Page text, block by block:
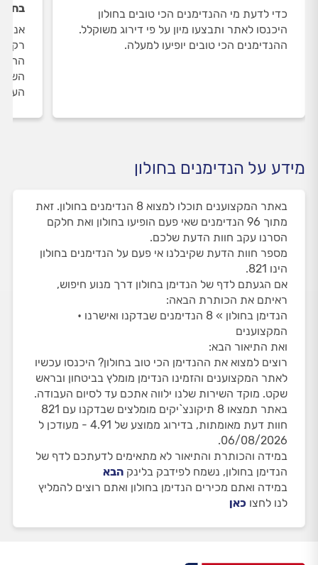
כדי לדעת מי ההנדימנים הכי טובים בחולון
היכנסו לאתר ותבצעו מיון על פי דירוג משוקלל.
ההנדימנים הכי טובים יופיעו למעלה.
רק
מידע על הנדימנים בחולון
באתר המקצוענים תוכלו למצוא 8 הנדימנים בחולון. זאת
מתוך 96 הנדימנים שאי פעם הופיעו בחולון ואת חלקם
הסרנו עקב חוות הדעת שלכם.
מספר חוות הדעת שקיבלנו אי פעם על הנדימנים בחולון
הינו 821.
אם הגעתם לדף של הנדימן בחולון דרך מנוע חיפוש,
ראיתם את הכותרת הבאה:
הנדימן בחולון » 8 הנדימנים שבדקנו ואישרנו •
המקצוענים
ואת התיאור הבא:
רוצים למצוא את ההנדימן הכי טוב בחולון? היכנסו עכשיו
לאתר המקצוענים והזמינו הנדימן מומלץ בביטחון ובראש
שקט. מוקד השירות שלנו ילווה אתכם עד לסיום העבודה.
באתר תמצאו 8 תיקונצ`יקים מומלצים שבדקנו עם 821
חוות דעת מאומתות, בדירוג ממוצע של 4.91 - מעודכן ל
06/08/2026.
במידה והכותרת והתיאור לא מתאימים לדעתכם לדף של
הנדימן בחולון, נשמח לפידבק בלינק הבא
במידה ואתם מכירים הנדימן בחולון ואתם רוצים להמליץ
לנו לחצו כאן